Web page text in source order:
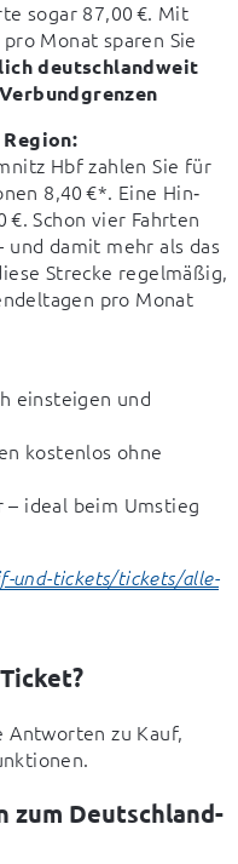
sogar 87,00 €. Mit
Monat sparen Sie
deutschlandweit
Hbf zahlen Sie für
8,40 €*. Eine Hin‑
Schon vier Fahrten
und damit mehr als das
Strecke regelmäßig,
pro Monat
einsteigen und
kostenlos ohne
ideal beim Umstieg
und-tickets/tickets/alle-
Antworten zu Kauf,
zum Deutschland-